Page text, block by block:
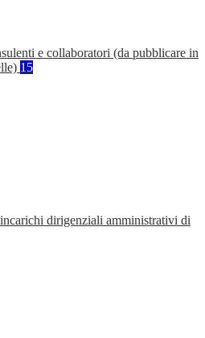
e collaboratori (da pubblicare in
15
dirigenziali amministrativi di